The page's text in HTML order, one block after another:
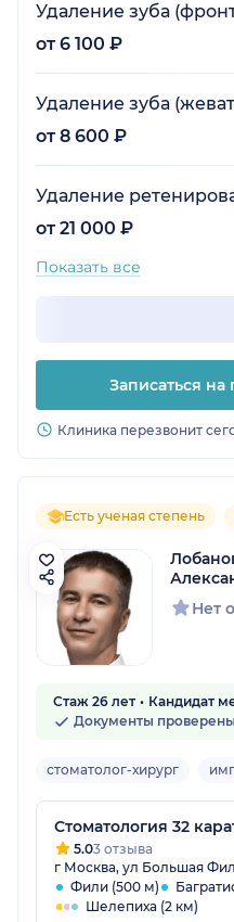
Удаление зуба
от 6 100 ₽
Удаление зуба
от 8 600 ₽
Удаление
от 21 000 ₽
Показать все
Записаться на
Клиника перезвонит
Есть ученая степень
Нет
Стаж 26 лет
Кандидат
Документы проверены
стоматолог-хирург
Стоматология 32
5.03 отзыва
г Москва, ул Большая
Фили (500 м)
Шелепиха (2 км)